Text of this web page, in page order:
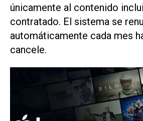
únicamente al contenido
contratado. El sistema se
automáticamente cada mes
cancele.